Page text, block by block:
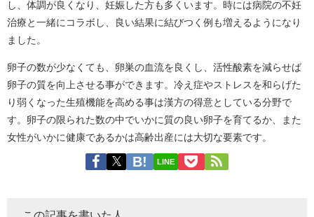
し、体調が良くなり、妊娠した方も多くいます。時には病院の不妊
治療と一緒にコラボし、良い結果に結びつく例も増えるようになり
ました。
卵子の数が少なくても、卵巣の血流を良くし、活性酸素を減らせば
卵子の質を向上させる事ができます。冷え症やストレスを和らげた
り弱くなった生殖機能を高める事は漢方の得意としている分野で
す。卵子の限られた数の中でいかに質の良い卵子を育てるか、また
女性がいかに健康であるかは高齢出産には大切な要素です。
LINE